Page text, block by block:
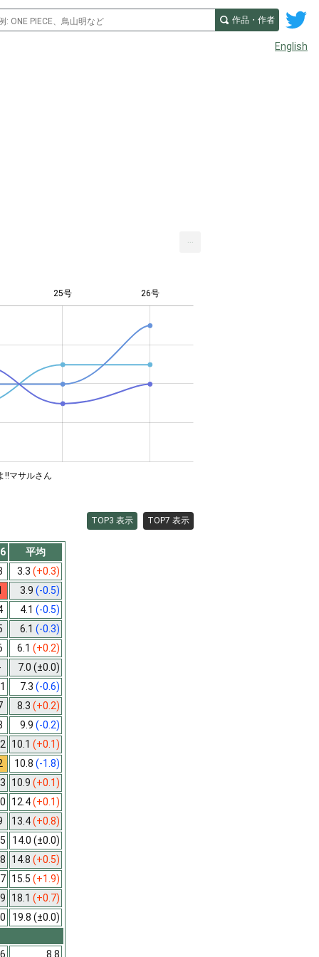
作品・作者
English
25号 26号
!!マサルさん
TOP3 表示 TOP7 表示
平均
3.3 (+0.3)
3.9 (-0.5)
4.1 (-0.5)
6.1 (-0.3)
6.1 (+0.2)
7.0 (±0.0)
7.3 (-0.6)
8.3 (+0.2)
9.9 (-0.2)
10.1 (+0.1)
10.8 (-1.8)
10.9 (+0.1)
12.4(+0.1)
13.4(+0.8)
14.0 (±0.0)
14.8 (+0.5)
15.5 (+1.9)
18.1 (+0.7)
19.8 (±0.0)
8.8